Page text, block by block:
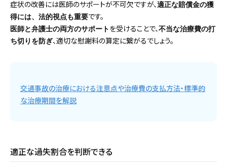
症状の改善には医師のサポートが不可欠ですが、 適正な賠償金の獲
得には、法的視点も重要です。
医師と弁護士の両方のサポート を受けることで、 不当な治療費の打
ち切りを防ぎ、適切な慰謝料の算定に繋がるでしょう。
交通事故の治療における注意点や治療費の支払方法・標準的
な治療期間を解説
適正な過失割合を判断できる